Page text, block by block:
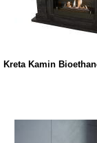
Kreta Kamin